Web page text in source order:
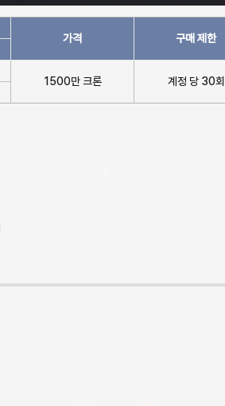
가격
구매 제한
1500만 크론
계정 당 30회